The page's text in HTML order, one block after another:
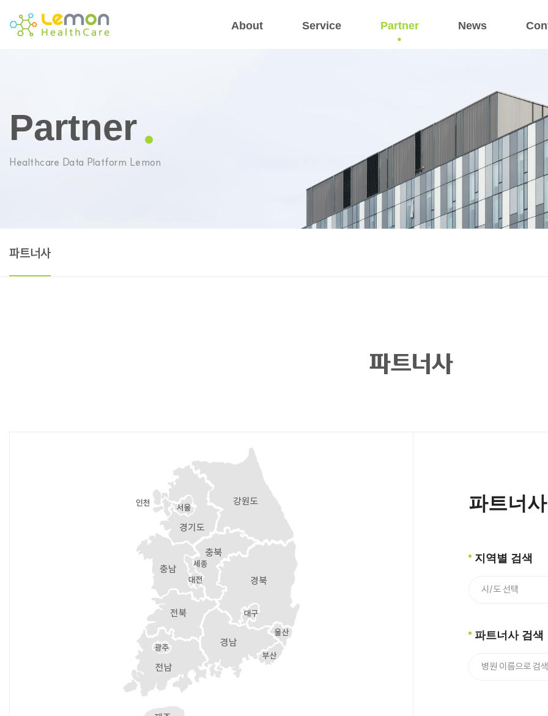
About Service Partner News
Partner
Healthcare Data Platform Lemon
파트너사
파트너사
파트너
지역별 검색
파트너사 검색